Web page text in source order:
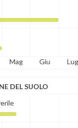
Mag Giu Lug
DEL SUOLO